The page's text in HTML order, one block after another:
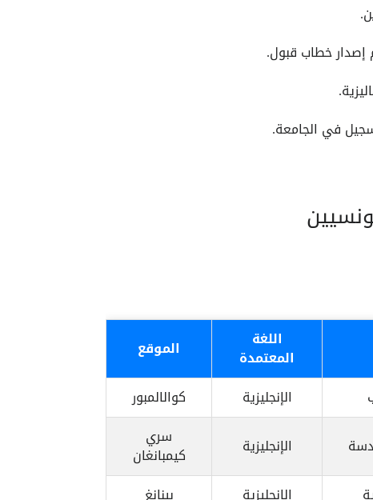
إصدار خطاب قبول.
في الجامعة.
اللغة
المعتمدة
الموقع
الإنجليزية
كوالالمبور
الإنجليزية سري
كيمبانغان
الإنجليزية بينانغ